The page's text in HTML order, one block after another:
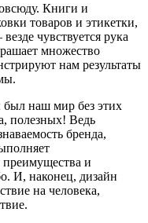
Книги и
товаров и этикетки,
чувствуется рука
множество
нам результаты
наш мир без этих
полезных! Ведь
бренда,
и
И, наконец, дизайн
на человека,